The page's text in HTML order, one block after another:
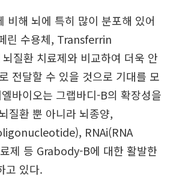
비해 뇌에 특히 많이 분포해 있어
린 수용체, Transferrin
질환 치료제와 비교하여 더욱 안
전달할 수 있을 것으로 기대를 모
바이오는 그랩바디-B의 확장성을
질환 뿐 아니라 뇌종양,
RNAi(RNA
제 등 Grabody-B에 대한 활발한
고 있다.